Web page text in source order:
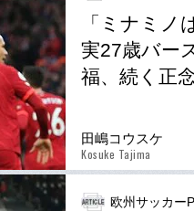
「ミナミ
実27歳バー
福、続く正
田嶋コウスケ
Kosuke Tajima
欧州サッカー